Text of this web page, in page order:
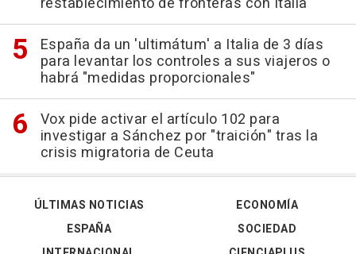
España da un 'ultimátum' a Italia de 3 días
para levantar los controles a sus viajeros o
habrá "medidas proporcionales"
Vox pide activar el artículo 102 para
investigar a Sánchez por "traición" tras la
crisis migratoria de Ceuta
ÚLTIMAS NOTICIAS
ESPAÑA
ECONOMÍA
SOCIEDAD